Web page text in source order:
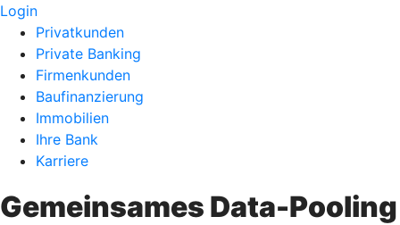
Login
Privatkunden
Private Banking
Firmenkunden
Baufinanzierung
Immobilien
Ihre Bank
Karriere
Gemeinsames Data-Pooling